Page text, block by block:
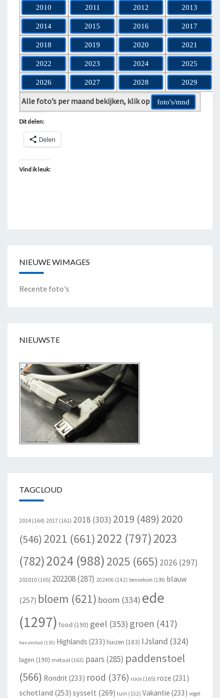
2010 2011 2012 2013
2014 2015 2016 2017
2018 2019 2020 2021
2022 2023 2024 2025
2026 2027 2028 2029
Alle foto’s per maand bekijken, klik op foto's/mnd
Dit delen:
Delen
Vind ik leuk:
NIEUWE WIMAGES
Recente foto's
NIEUWSTE
TAGCLOUD
2014 (164) 2017 (161) 2018 (303) 2019 (489) 2020
(546) 2021 (661) 2022 (797)2023
(782)2024 (988) 2025 (665) 2026 (297)
202010 (165) 202208(287) 202406 (142) bennekom (139) blauw
(257) bloem (621) boom (334) ede
(1297) food (190) geel (353) groen (417)
hanzestad (135) Highlands (233) huizen (183) IJsland (324)
lagen (190) metaal (163) paars (285) paddenstoel
(566) Rondrit (233) rood (376) roos (165) roze (231)
schotland (253) sysselt (269) tuin (152) Vakantie (233) vogel